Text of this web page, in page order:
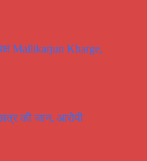
Mallikarjun Kharge,
की जान, आरोपी